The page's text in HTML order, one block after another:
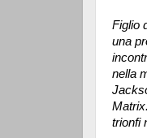
Figlio
una
nella
trionfi